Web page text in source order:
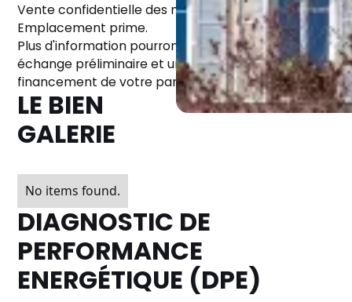
Vente confidentielle des murs d'un Hôtel à Paris 5.
Emplacement prime.
Plus d'information pourront être apportée après un
échange préliminaire et une preuve de
financement de votre part.
LE BIEN
GALERIE
No items found.
DIAGNOSTIC DE
PERFORMANCE
ENERGÉTIQUE (DPE)